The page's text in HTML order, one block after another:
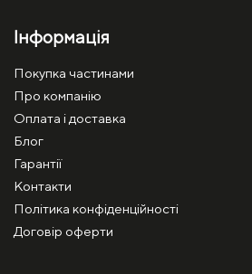
Інформація
Покупка частинами
Про компанію
Оплата і доставка
Блог
Гарантії
Контакти
Політика конфіденційності
Договір оферти